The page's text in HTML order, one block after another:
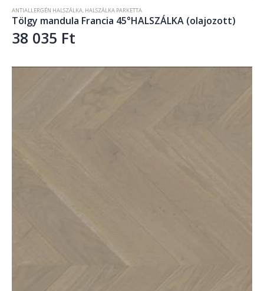
ANTIALLERGÉN HALSZÁLKA, HALSZÁLKA PARKETTA
Tölgy mandula Francia 45°HALSZÁLKA (olajozott)
38 035 Ft